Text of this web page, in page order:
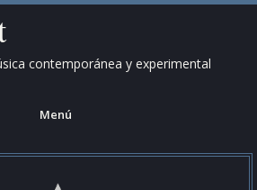
contemporánea y experimental
Menú